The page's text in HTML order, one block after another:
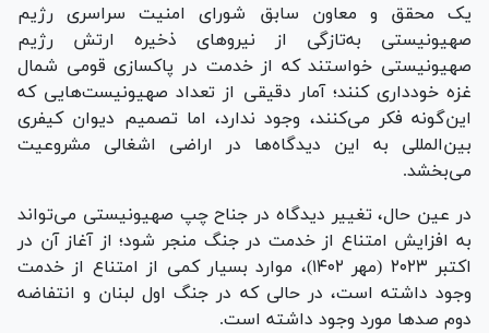
یک محقق و معاون سابق شورای امنیت سراسری رژیم
صهیونیستی به‌تازگی از نیرو‌های ذخیره ارتش رژیم
صهیونیستی خواستند که از خدمت در پاکسازی قومی شمال
غزه خودداری کنند؛ آمار دقیقی از تعداد صهیونیست‌هایی که
این‌گونه فکر می‌کنند، وجود ندارد، اما تصمیم دیوان کیفری
بین‌المللی به این دیدگاه‌ها در اراضی اشغالی مشروعیت
می‌بخشد.
در عین حال، تغییر دیدگاه در جناح چپ صهیونیستی می‌تواند
به افزایش امتناع از خدمت در جنگ منجر شود؛ از آغاز آن در
اکتبر ۲۰۲۳ (مهر ۱۴۰۲)، موارد بسیار کمی از امتناع از خدمت
وجود داشته است، در حالی که در جنگ اول لبنان و انتفاضه
دوم صد‌ها مورد وجود داشته است.